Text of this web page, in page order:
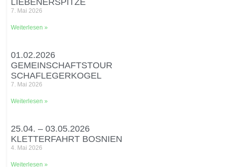
LIEBENERSPITZE
7. Mai 2026
Weiterlesen »
01.02.2026
GEMEINSCHAFTSTOUR
SCHAFLEGERKOGEL
7. Mai 2026
Weiterlesen »
25.04. – 03.05.2026
KLETTERFAHRT BOSNIEN
4. Mai 2026
Weiterlesen »